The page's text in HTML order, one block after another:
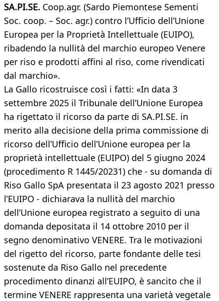
SA.PI.SE. Coop.agr. (Sardo Piemontese Sementi
Soc. coop. – Soc. agr.) contro l’Ufficio dell’Unione
Europea per la Proprietà Intellettuale (EUIPO),
ribadendo la nullità del marchio europeo Venere
per riso e prodotti affini al riso, come rivendicati
dal marchio».
La Gallo ricostruisce così i fatti: «In data 3
settembre 2025 il Tribunale dell’Unione Europea
ha rigettato il ricorso da parte di SA.PI.SE. in
merito alla decisione della prima commissione di
ricorso dell’Ufficio dell’Unione europea per la
proprietà intellettuale (EUIPO) del 5 giugno 2024
(procedimento R 1445/20231) che - su domanda di
Riso Gallo SpA presentata il 23 agosto 2021 presso
l’EUIPO - dichiarava la nullità del marchio
dell’Unione europea registrato a seguito di una
domanda depositata il 14 ottobre 2010 per il
segno denominativo VENERE. Tra le motivazioni
del rigetto del ricorso, parte fondante delle tesi
sostenute da Riso Gallo nel precedente
procedimento dinanzi all’EUIPO, è sancito che il
termine VENERE rappresenta una varietà vegetale